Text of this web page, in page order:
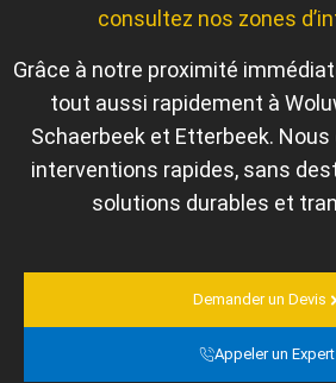
consultez nos zones
Grâce à notre proximité
tout aussi rapidement à
Schaerbeek et Etterbeek.
interventions rapides, sans
solutions durables et
Demander un Devis
Appeler un Expert